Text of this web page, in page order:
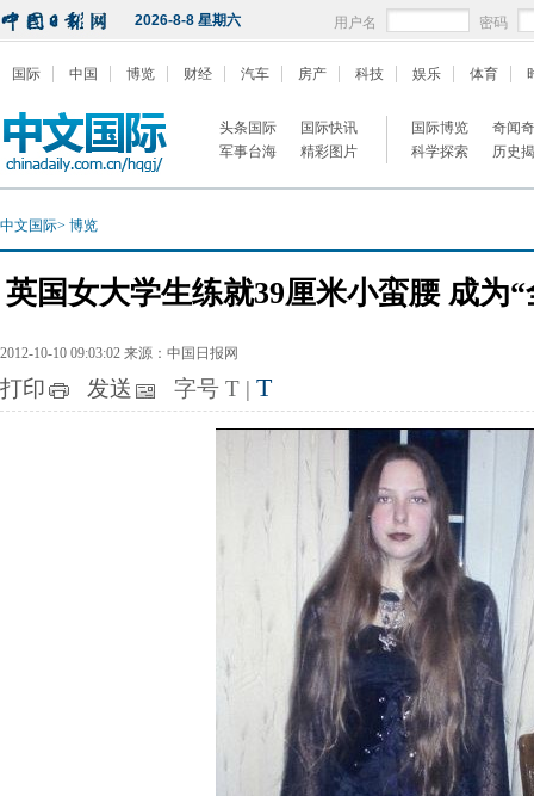
2026-8-8 星期六 用户名 密码
国际 中国 博览 财经 汽车 房产 科技 娱乐 体育
头条国际
国际快讯
军事台海
精彩图片
国际博览
奇闻
科学探索
历史
中文国际> 博览
英国女大学生练就39厘米小蛮腰 成为
2012-10-10 09:03:02 来源：中国日报网
打印 发送 字号 T | T